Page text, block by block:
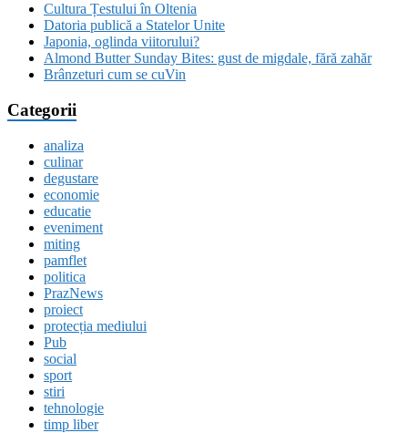
Cultura Țestului în Oltenia
Datoria publică a Statelor Unite
Japonia, oglinda viitorului?
Almond Butter Sunday Bites: gust de migdale, fără zahăr
Brânzeturi cum se cuVin
Categorii
analiza
culinar
degustare
economie
educatie
eveniment
miting
pamflet
politica
PrazNews
proiect
protecția mediului
Pub
social
sport
stiri
tehnologie
timp liber